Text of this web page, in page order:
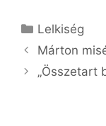
Kategória
Lelkiség
Márton
„Összetart